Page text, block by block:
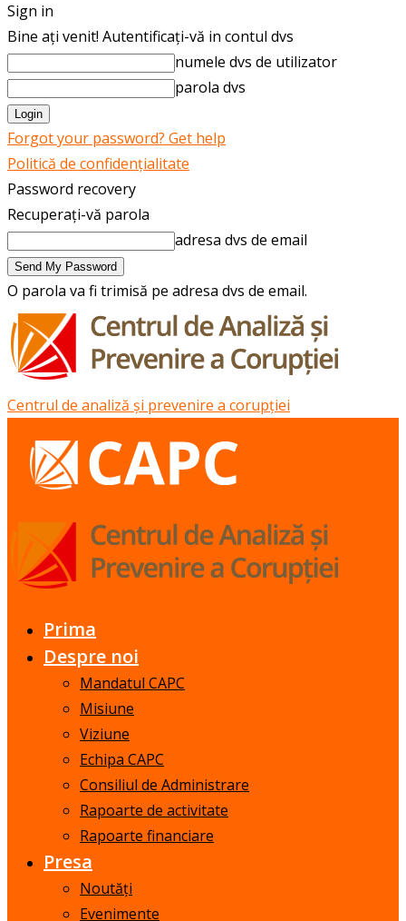
Sign in
Bine ați venit! Autentificați-vă in contul dvs
numele dvs de utilizator
parola dvs
Forgot your password? Get help
Politică de confidențialitate
Password recovery
Recuperați-vă parola
adresa dvs de email
O parola va fi trimisă pe adresa dvs de email.
Centrul de analiză și prevenire a corupției
Prima
Despre noi
Mandatul CAPC
Misiune
Viziune
Echipa CAPC
Consiliul de Administrare
Rapoarte de activitate
Rapoarte financiare
Presa
Noutăți
Evenimente